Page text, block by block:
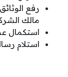
رفع
مالك
استكمال
استلام